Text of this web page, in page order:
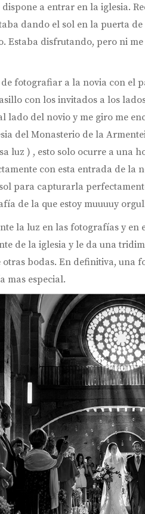
dispone a entrar en la iglesia.
dando el sol en la puerta
Estaba disfrutando, pero ni
de fotografiar a la novia con el
con los invitados a los
lado del novio y me giro me
del Monasterio de la
luz ) , esto solo ocurre a una
con esta entrada de la
para capturarla
de la que estoy muuuuy
la luz en las fotografías y en
de la iglesia y le da una
otras bodas. En definitiva, una
mas especial.